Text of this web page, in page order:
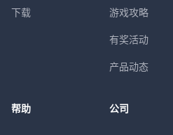
下载 游戏攻略
有奖活动
产品动态
帮助 公司